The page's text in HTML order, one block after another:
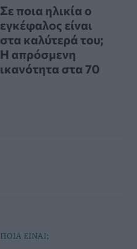
Σε ποια ηλικία ο
εγκέφαλος είναι
στα καλύτερά του;
Η απρόσμενη
ικανότητα στα 70
ΠΟΙΑ ΕΙΝΑΙ;